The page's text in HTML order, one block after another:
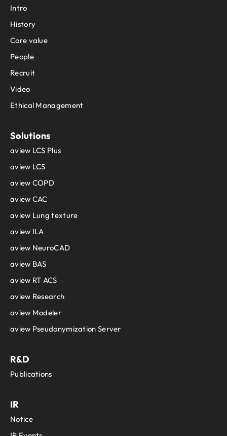
Intro
History
Core value
People
Recruit
Video
Ethical Management
Solutions
aview LCS Plus
aview LCS
aview COPD
aview CAC
aview Lung texture
aview ILA
aview NeuroCAD
aview BAS
aview RT ACS
aview Research
aview Modeler
aview Pseudonymization Server
R&D
Publications
IR
Notice